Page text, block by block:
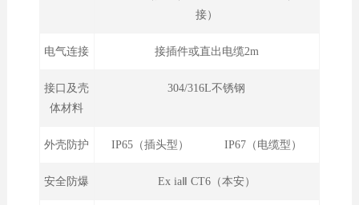
接）
电气连接 接插件或直出电缆2m
接口及壳
体材料
304/316L不锈钢
外壳防护 IP65（插头型） IP67（电缆型）
安全防爆 Ex iaⅡ CT6（本安）